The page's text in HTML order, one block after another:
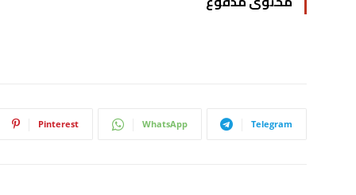
Pinterest WhatsApp Telegram